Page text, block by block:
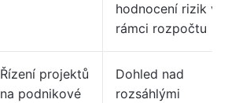
hodnocení rizik v
rámci rozpočtu
Řízení projektů
na podnikové
Dohled nad
rozsáhlými